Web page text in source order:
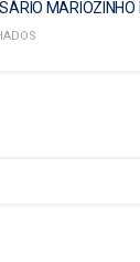
MARIOZINHO